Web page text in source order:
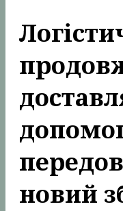
новий